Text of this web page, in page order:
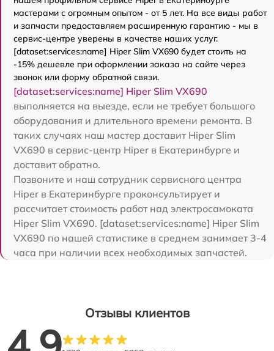
мастерами с огромным опытом - от 5 лет. На все виды работ
и запчасти предоставляем расширенную гарантию - мы в
сервис-центре уверены в качестве наших услуг.
[dataset:services:name] Hiper Slim VX690 будет стоить на
-15% дешевле при оформлении заказа на сайте через
звонок или форму обратной связи.
[dataset:services:name] Hiper Slim VX690
выполняется на выезде, если не требует большого
оборудования и длительного времени ремонта. В
таких случаях наш мастер доставит Hiper Slim
VX690 в сервис-центр Hiper в Екатеринбурге и
доставит обратно.
Позвоните и наш сотрудник сервисного центра
Hiper в Екатеринбурге проконсультирует и
рассчитает стоимость работ над электросамоката
Hiper Slim VX690. [dataset:services:name] Hiper Slim
VX690 по нашей статистике в среднем занимает 3-4
часа при наличии всех необходимых запчастей.
Отзывы клиентов